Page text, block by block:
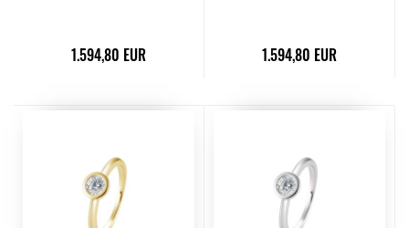
1.594,80 EUR 1.594,80 EUR